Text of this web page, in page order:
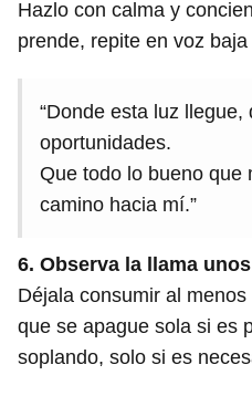
Hazlo con calma y
prende, repite en voz
“Donde esta luz
oportunidades.
Que todo lo bueno que
camino hacia mí.”
6. Observa la llama
Déjala consumir al
que se apague sola si es
soplando, solo si es